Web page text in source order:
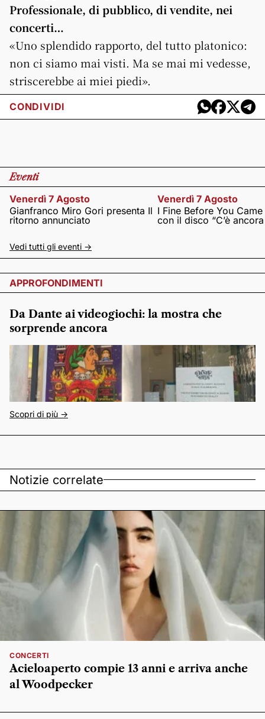
Professionale, di pubblico, di vendite, nei
concerti…
«Uno splendido rapporto, del tutto platonico:
non ci siamo mai visti. Ma se mai mi vedesse,
striscerebbe ai miei piedi».
CONDIVIDI
Eventi
Venerdì 7 Agosto
Gianfranco Miro Gori presenta Il
ritorno annunciato
Venerdì 7 Agosto
I Fine Before You
con il disco “C’è
Vedi tutti gli eventi ->
APPROFONDIMENTI
Da Dante ai videogiochi: la mostra che
sorprende ancora
Scopri di più ->
Notizie correlate
CONCERTI
Acieloaperto compie 13 anni e arriva anche
al Woodpecker